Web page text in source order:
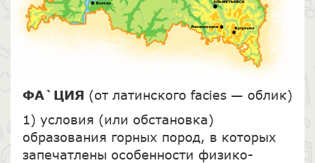
ФА`ЦИЯ (от латинского facies — облик)
1) условия (или обстановка)
образования горных пород, в которых
запечатлены особенности физико-